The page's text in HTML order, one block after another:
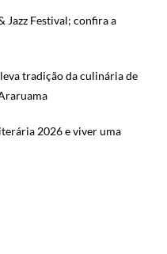
Jazz Festival; confira a
tradição da culinária de
2026 e viver uma